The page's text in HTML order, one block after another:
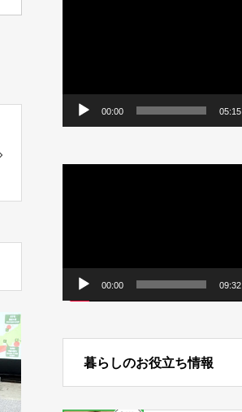
00:00 05:15
動
00:00 09:32
暮らしのお役立ち情報